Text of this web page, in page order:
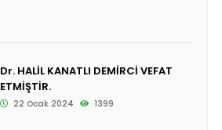
Dr. HALİL KANATLI DEMİRCİ VEFAT
ETMİŞTİR.
22 Ocak 2024 1399